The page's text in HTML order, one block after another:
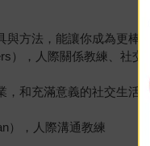
與方法，能讓你成為更棒
），人際關係教練、社交
，和充滿意義的社交生
），人際溝通教練